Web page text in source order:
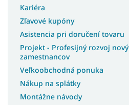
Kariéra
Zľavové kupóny
Asistencia pri doručení tovaru
Projekt - Profesijný rozvoj
zamestnancov
Veľkoobchodná ponuka
Nákup na splátky
Montážne návody